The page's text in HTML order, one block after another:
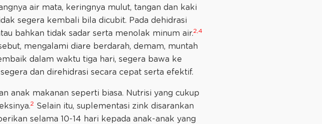
air mata, keringnya mulut, tangan dan kaki
segera kembali bila dicubit. Pada dehidrasi
bahkan tidak sadar serta menolak minum air.2,4
mengalami diare berdarah, demam, muntah
dalam waktu tiga hari, segera bawa ke
dan direhidrasi secara cepat serta efektif.
anak makanan seperti biasa. Nutrisi yang cukup
2 Selain itu, suplementasi zink disarankan
selama 10-14 hari kepada anak-anak yang